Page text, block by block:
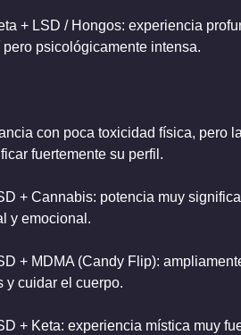
+ LSD / Hongos: experiencia
pero psicológicamente intensa.
con poca toxicidad física, pero
fuertemente su perfil.
+ Cannabis: potencia muy
y emocional.
+ MDMA (Candy Flip):
y cuidar el cuerpo.
+ Keta: experiencia mística muy